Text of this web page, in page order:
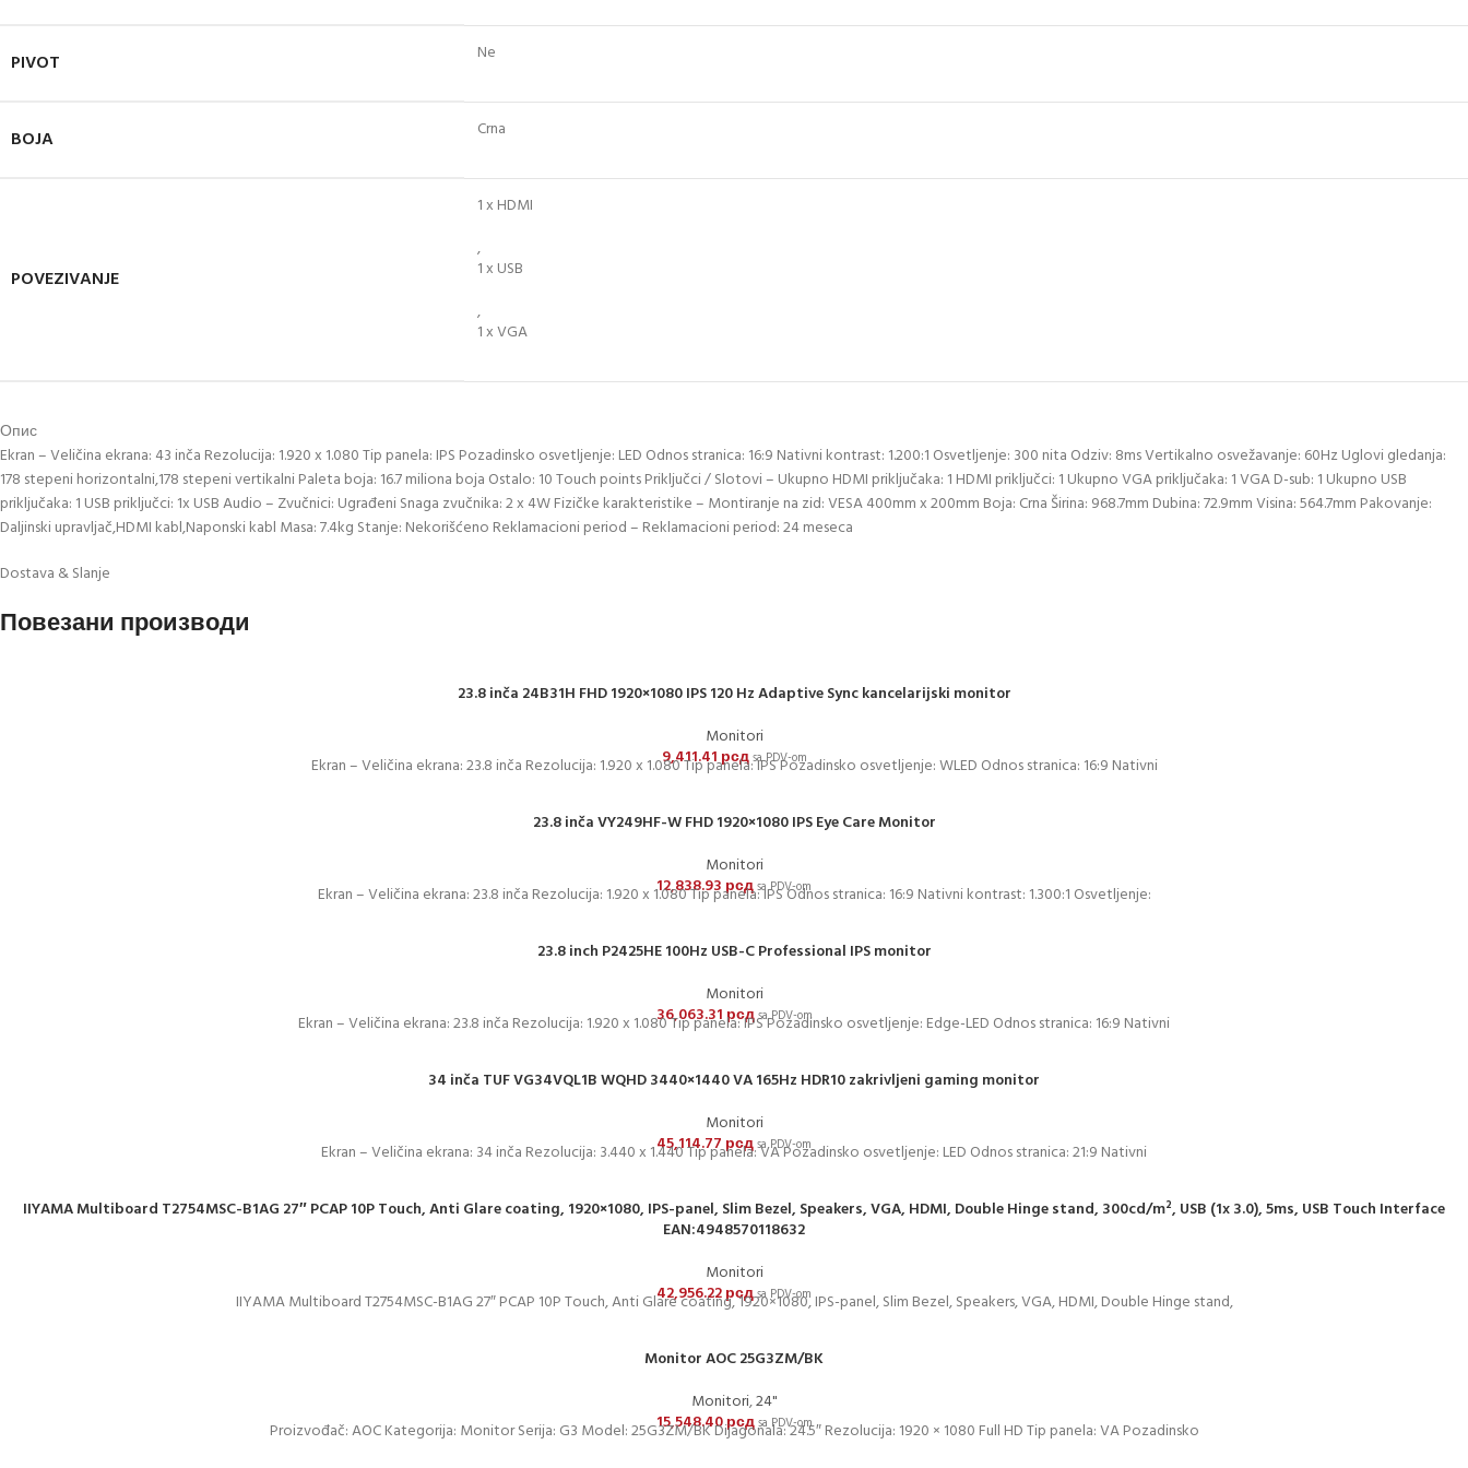
PIVOT Ne
BOJA Crna
POVEZIVANJE
1 x HDMI
,
1 x USB
,
1 x VGA
Опис
Ekran – Veličina ekrana: 43 inča Rezolucija: 1.920 x 1.080 Tip panela: IPS Pozadinsko osvetljenje: LED Odnos stranica: 16:9 Nativni kontrast: 1.200:1 Osvetljenje: 300 nita Odziv: 8ms Vertikalno osvežavanje: 60Hz Uglovi gledanja:
178 stepeni horizontalni,178 stepeni vertikalni Paleta boja: 16.7 miliona boja Ostalo: 10 Touch points Priključci / Slotovi – Ukupno HDMI priključaka: 1 HDMI priključci: 1 Ukupno VGA priključaka: 1 VGA D-sub: 1 Ukupno USB
priključaka: 1 USB priključci: 1x USB Audio – Zvučnici: Ugrađeni Snaga zvučnika: 2 x 4W Fizičke karakteristike – Montiranje na zid: VESA 400mm x 200mm Boja: Crna Širina: 968.7mm Dubina: 72.9mm Visina: 564.7mm Pakovanje:
Daljinski upravljač,HDMI kabl,Naponski kabl Masa: 7.4kg Stanje: Nekorišćeno Reklamacioni period – Reklamacioni period: 24 meseca
Dostava & Slanje
Повезани производи
23.8 inča 24B31H FHD 1920×1080 IPS 120 Hz Adaptive Sync kancelarijski monitor
Monitori
9,411.41рсдsa PDV-om
Ekran – Veličina ekrana: 23.8 inča Rezolucija: 1.920 x 1.080 Tip panela: IPS Pozadinsko osvetljenje: WLED Odnos stranica: 16:9 Nativni
23.8 inča VY249HF-W FHD 1920×1080 IPS Eye Care Monitor
Monitori
12,838.93рсдsa PDV-om
Ekran – Veličina ekrana: 23.8 inča Rezolucija: 1.920 x 1.080 Tip panela: IPS Odnos stranica: 16:9 Nativni kontrast: 1.300:1 Osvetljenje:
23.8 inch P2425HE 100Hz USB-C Professional IPS monitor
Monitori
36,063.31рсдsa PDV-om
Ekran – Veličina ekrana: 23.8 inča Rezolucija: 1.920 x 1.080 Tip panela: IPS Pozadinsko osvetljenje: Edge-LED Odnos stranica: 16:9 Nativni
34 inča TUF VG34VQL1B WQHD 3440×1440 VA 165Hz HDR10 zakrivljeni gaming monitor
Monitori
45,114.77рсдsa PDV-om
Ekran – Veličina ekrana: 34 inča Rezolucija: 3.440 x 1.440 Tip panela: VA Pozadinsko osvetljenje: LED Odnos stranica: 21:9 Nativni
IIYAMA Multiboard T2754MSC-B1AG 27″ PCAP 10P Touch, Anti Glare coating, 1920×1080, IPS-panel, Slim Bezel, Speakers, VGA, HDMI, Double Hinge stand, 300cd/m², USB (1x 3.0), 5ms, USB Touch Interface
EAN:4948570118632
Monitori
42,956.22рсдsa PDV-om
IIYAMA Multiboard T2754MSC-B1AG 27″ PCAP 10P Touch, Anti Glare coating, 1920×1080, IPS-panel, Slim Bezel, Speakers, VGA, HDMI, Double Hinge stand,
Monitor AOC 25G3ZM/BK
Monitori,24"
15,548.40рсдsa PDV-om
Proizvođač: AOC Kategorija: Monitor Serija: G3 Model: 25G3ZM/BK Dijagonala: 24.5″ Rezolucija: 1920 × 1080 Full HD Tip panela: VA Pozadinsko